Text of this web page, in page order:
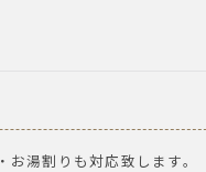
湯割りも対応致します。